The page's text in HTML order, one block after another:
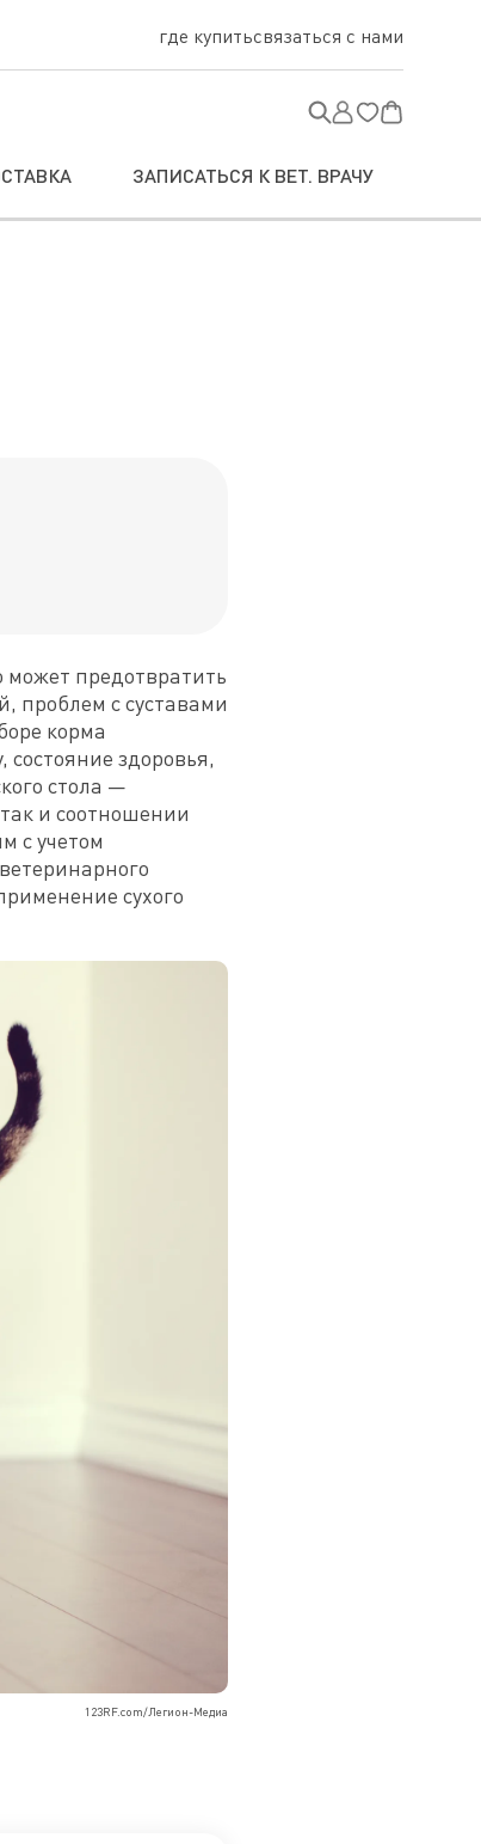
где купитьсвязаться с нами
ЗАПИСАТЬСЯ К ВЕТ. ВРАЧУ
может предотвратить
с суставами
корма
состояние здоровья,
стола —
и соотношении
с учетом
сухого
123RF.com/Легион-Медиа